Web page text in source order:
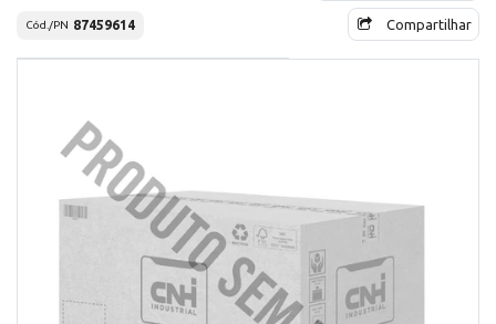
Cód./PN 87459614 Compartilhar